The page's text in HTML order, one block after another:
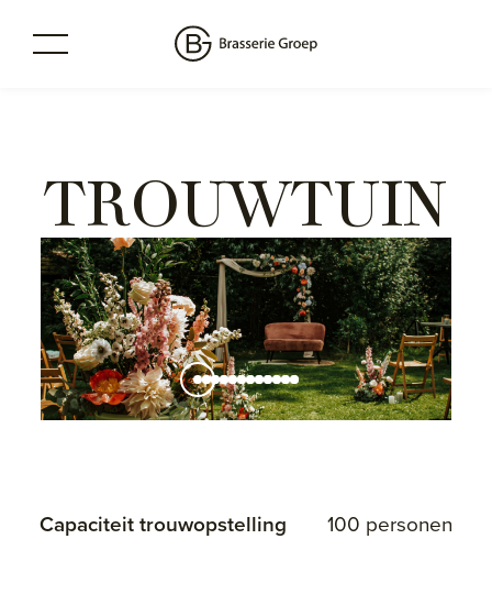
TROUWTUIN
Capaciteit trouwopstelling 100 personen